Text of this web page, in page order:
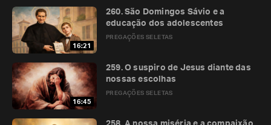
16:21
PREGAÇÕES SELETAS
260. São Domingos Sávio e a
educação dos adolescentes
16:45
PREGAÇÕES SELETAS
259. O suspiro de Jesus diante das
nossas escolhas